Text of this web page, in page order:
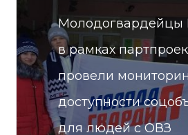
Молодогвардейцы
в рамках
провели
доступности
для людей с ОВЗ